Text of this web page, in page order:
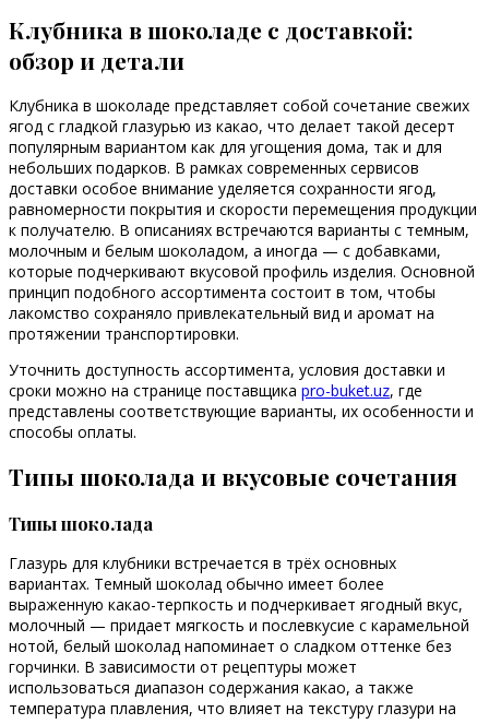
Клубника в шоколаде с доставкой:
обзор и детали
Клубника в шоколаде представляет собой сочетание свежих
ягод с гладкой глазурью из какао, что делает такой десерт
популярным вариантом как для угощения дома, так и для
небольших подарков. В рамках современных сервисов
доставки особое внимание уделяется сохранности ягод,
равномерности покрытия и скорости перемещения продукции
к получателю. В описаниях встречаются варианты с темным,
молочным и белым шоколадом, а иногда — с добавками,
которые подчеркивают вкусовой профиль изделия. Основной
принцип подобного ассортимента состоит в том, чтобы
лакомство сохраняло привлекательный вид и аромат на
протяжении транспортировки.
Уточнить доступность ассортимента, условия доставки и
сроки можно на странице поставщика pro-buket.uz, где
представлены соответствующие варианты, их особенности и
способы оплаты.
Типы шоколада и вкусовые сочетания
Типы шоколада
Глазурь для клубники встречается в трёх основных
вариантах. Темный шоколад обычно имеет более
выраженную какао-терпкость и подчеркивает ягодный вкус,
молочный — придает мягкость и послевкусие с карамельной
нотой, белый шоколад напоминает о сладком оттенке без
горчинки. В зависимости от рецептуры может
использоваться диапазон содержания какао, а также
температура плавления, что влияет на текстуру глазури на